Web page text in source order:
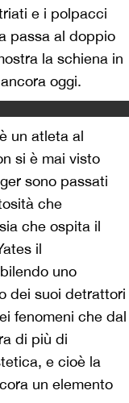
e i polpacci
passa al doppio
la schiena in
oggi.
un atleta al
si è mai visto
sono passati
che
che ospita il
il
uno
dei suoi detrattori
fenomeni che dal
di più di
e cioè la
un elemento